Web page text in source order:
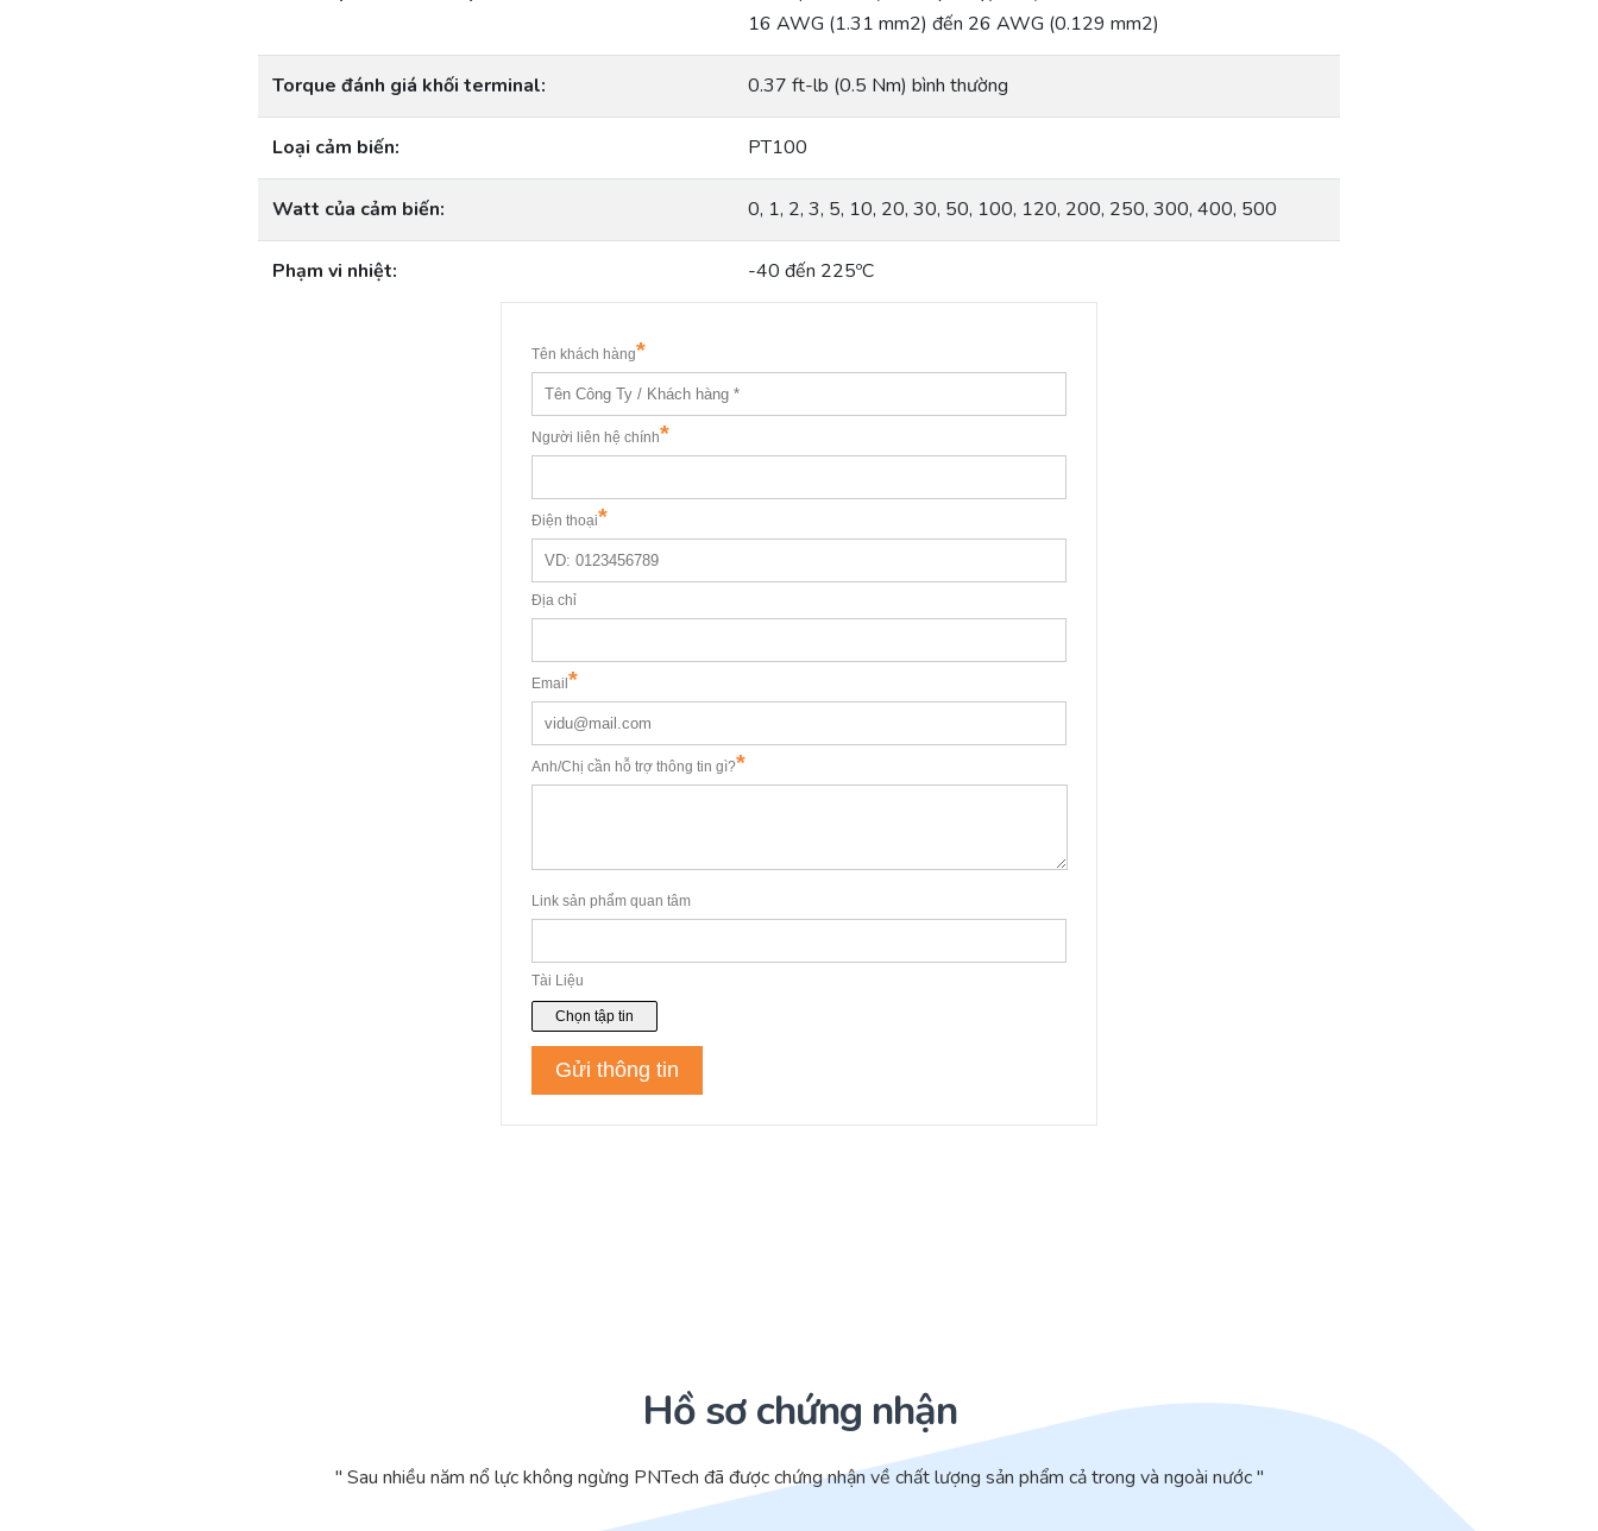
16 AWG (1.31 mm2) đến 26 AWG (0.129 mm2)
Torque đánh giá khối terminal: 0.37 ft-lb (0.5 Nm) bình thường
Loại cảm biến: PT100
Watt của cảm biến: 0, 1, 2, 3, 5, 10, 20, 30, 50, 100, 120, 200, 250, 300, 400, 500
Phạm vi nhiệt: -40 đến 225ºC
Hồ sơ chứng nhận
" Sau nhiều năm nổ lực không ngừng PNTech đã được chứng nhận về chất lượng sản phẩm cả trong và ngoài nước "